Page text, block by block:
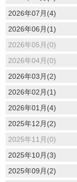
2026年07月(4)
2026年06月(1)
2026年05月(0)
2026年04月(0)
2026年03月(2)
2026年02月(1)
2026年01月(4)
2025年12月(2)
2025年11月(0)
2025年10月(3)
2025年09月(2)